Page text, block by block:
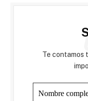
Te contamos